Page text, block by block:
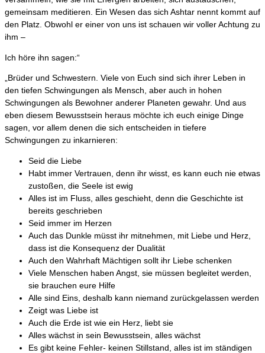
gemeinsam meditieren. Ein Wesen das sich Ashtar nennt kommt auf
den Platz. Obwohl er einer von uns ist schauen wir voller Achtung zu
ihm –
Ich höre ihn sagen:“
„Brüder und Schwestern. Viele von Euch sind sich ihrer Leben in
den tiefen Schwingungen als Mensch, aber auch in hohen
Schwingungen als Bewohner anderer Planeten gewahr. Und aus
eben diesem Bewusstsein heraus möchte ich euch einige Dinge
sagen, vor allem denen die sich entscheiden in tiefere
Schwingungen zu inkarnieren:
Seid die Liebe
Habt immer Vertrauen, denn ihr wisst, es kann euch nie etwas
zustoßen, die Seele ist ewig
Alles ist im Fluss, alles geschieht, denn die Geschichte ist
bereits geschrieben
Seid immer im Herzen
Auch das Dunkle müsst ihr mitnehmen, mit Liebe und Herz,
dass ist die Konsequenz der Dualität
Auch den Wahrhaft Mächtigen sollt ihr Liebe schenken
Viele Menschen haben Angst, sie müssen begleitet werden,
sie brauchen eure Hilfe
Alle sind Eins, deshalb kann niemand zurückgelassen werden
Zeigt was Liebe ist
Auch die Erde ist wie ein Herz, liebt sie
Alles wächst in sein Bewusstsein, alles wächst
Es gibt keine Fehler- keinen Stillstand, alles ist im ständigen